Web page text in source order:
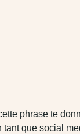
phrase te
que social